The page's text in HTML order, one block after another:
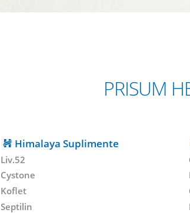
PRISUM
Himalaya Suplimente
Liv.52
Cystone
Koflet
Septilin